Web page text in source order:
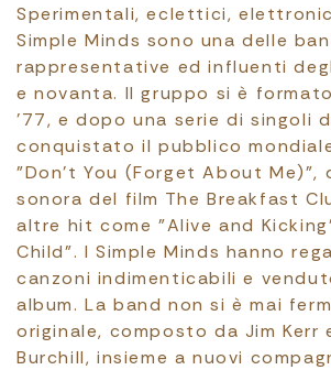
Sperimentali, eclettici,
Simple Minds sono una delle
rappresentative ed influenti
e novanta. Il gruppo si è
’77, e dopo una serie di singoli
conquistato il pubblico
"Don't You (Forget About Me)",
sonora del film The Breakfast
altre hit come "Alive and
Child". I Simple Minds hanno
canzoni indimenticabili e
album. La band non si è mai
originale, composto da Jim Kerr
Burchill, insieme a nuovi